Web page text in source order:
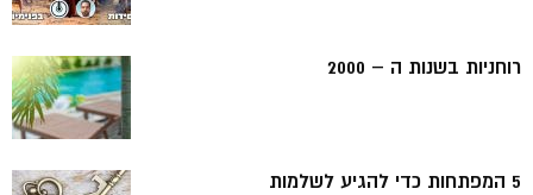
רוחניות בשנות ה – 2000
5 המפתחות כדי להגיע לשלמות